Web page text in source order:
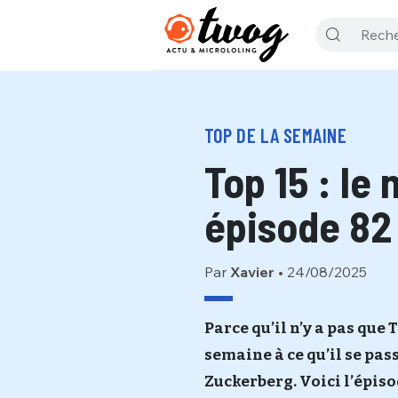
TOP DE LA SEMAINE
Top 15 : le
épisode 82
Par Xavier • 24/08/2025
Parce qu’il n’y a pas
semaine à ce qu’il se
Zuckerberg. Voici